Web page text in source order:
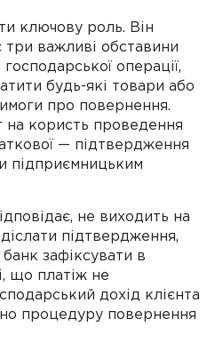
ключову роль. Він
важливі обставини
операції,
будь-які товари або
про повернення.
на користь проведення
— підтвердження
підприємницьким
не виходить на
підтвердження,
зафіксувати в
що платіж не
дохід клієнта
процедуру повернення